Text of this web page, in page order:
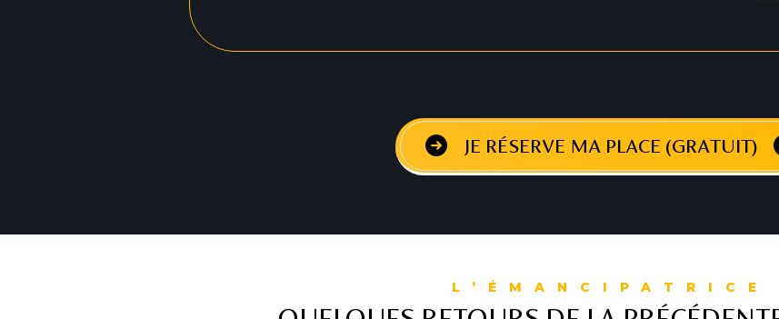
JE RÉSERVE MA PLACE (GRATUIT)
L’ÉMANCIPATRICE